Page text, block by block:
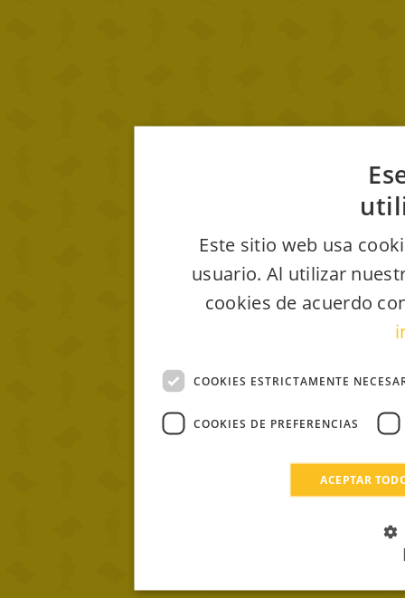
Este sitio web usa
usuario. Al utilizar
cookies de acuerdo
COOKIES ESTRICTAMENTE
COOKIES DE PREFERENCIAS
ACEPTAR